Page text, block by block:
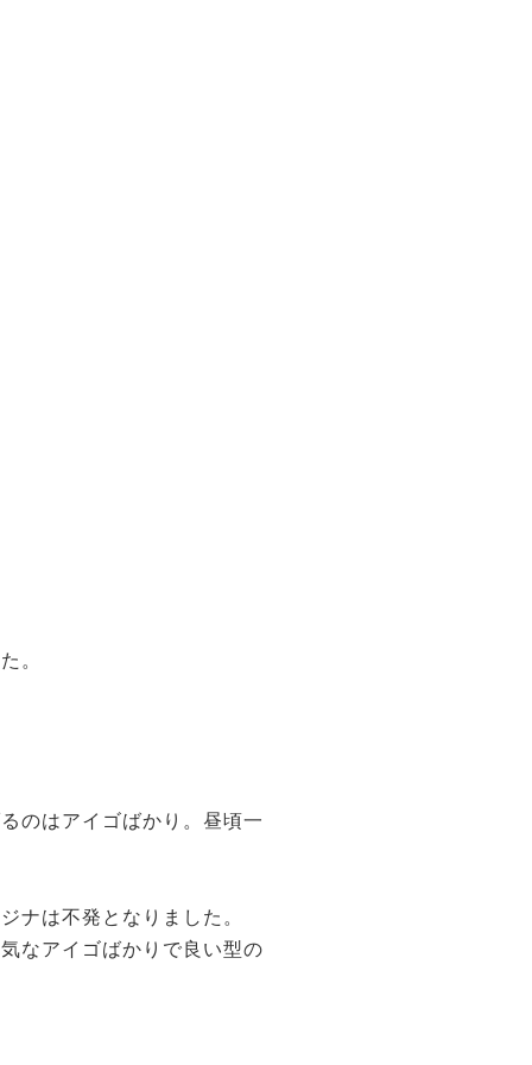
。
のはアイゴばかり。昼頃一
ナは不発となりました。
なアイゴばかりで良い型の